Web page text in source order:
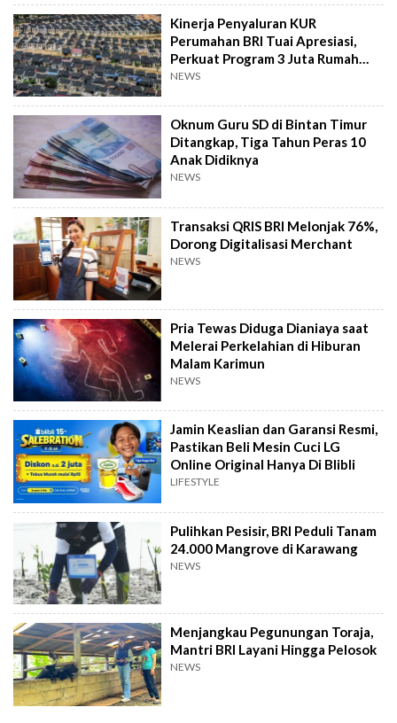
Kinerja Penyaluran KUR
Perumahan BRI Tuai Apresiasi,
Perkuat Program 3 Juta Rumah
Pemerintah
NEWS
Oknum Guru SD di Bintan Timur
Ditangkap, Tiga Tahun Peras 10
Anak Didiknya
NEWS
Transaksi QRIS BRI Melonjak 76%,
Dorong Digitalisasi Merchant
NEWS
Pria Tewas Diduga Dianiaya saat
Melerai Perkelahian di Hiburan
Malam Karimun
NEWS
Jamin Keaslian dan Garansi Resmi,
Pastikan Beli Mesin Cuci LG
Online Original Hanya Di Blibli
LIFESTYLE
Pulihkan Pesisir, BRI Peduli Tanam
24.000 Mangrove di Karawang
NEWS
Menjangkau Pegunungan Toraja,
Mantri BRI Layani Hingga Pelosok
NEWS